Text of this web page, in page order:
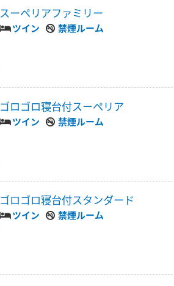
スーペリアファミリー
ツイン 禁煙ルーム
ゴロゴロ寝台付スーペリア
ツイン 禁煙ルーム
ゴロゴロ寝台付スタンダード
ツイン 禁煙ルーム